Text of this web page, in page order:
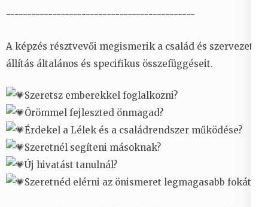
---------------------------------------------
A képzés résztvevői megismerik a család és szervezet
állítás általános és specifikus összefüggéseit.
Szeretsz emberekkel foglalkozni?
Örömmel fejleszted önmagad?
Érdekel a Lélek és a családrendszer működése?
Szeretnél segíteni másoknak?
Új hivatást tanulnál?
Szeretnéd elérni az önismeret legmagasabb fokát?